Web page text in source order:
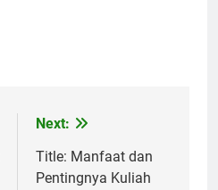
Next:
Title: Manfaat dan
Pentingnya Kuliah